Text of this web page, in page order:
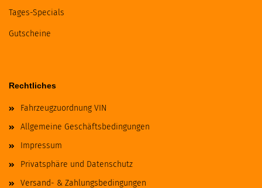
Tages-Specials
Gutscheine
Rechtliches
Fahrzeugzuordnung VIN
Allgemeine Geschäftsbedingungen
Impressum
Privatsphäre und Datenschutz
Versand- & Zahlungsbedingungen